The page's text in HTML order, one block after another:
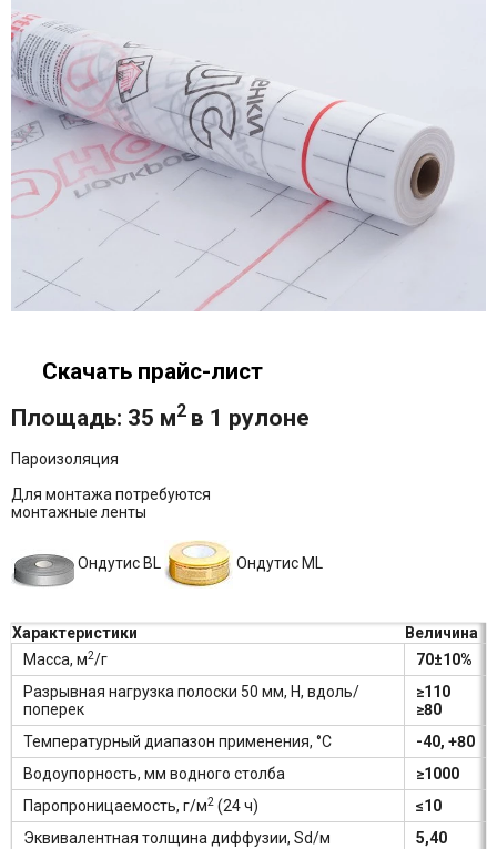
Скачать прайс-лист
Площадь: 35 м2 в 1 рулоне
Пароизоляция
Для монтажа потребуются
монтажные ленты
Ондутис BL Ондутис ML
Характеристики
Величина
Масса, м2/г
70±10%
Разрывная нагрузка полоски 50 мм, Н, вдоль/
поперек
≥110
≥80
Температурный диапазон применения, °С
-40, +80
Водоупорность, мм водного столба
≥1000
Паропроницаемость, г/м2 (24 ч)
≤10
Эквивалентная толщина диффузии, Sd/м
5,40